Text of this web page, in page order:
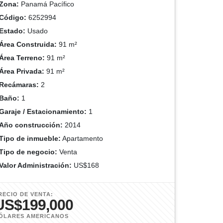
Panamá Pacífico
6252994
Usado
Construida: 91 m²
Terreno: 91 m²
Privada: 91 m²
2
1
/ Estacionamiento: 1
construcción: 2014
de inmueble: Apartamento
de negocio: Venta
Administración: US$168
DE VENTA:
AMERICANOS